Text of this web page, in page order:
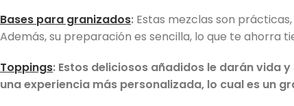
Bases para granizados: Estas mezclas son
Además, su preparación es sencilla, lo que te ahorra
Toppings: Estos deliciosos añadidos le darán vida
una experiencia más personalizada, lo cual es un